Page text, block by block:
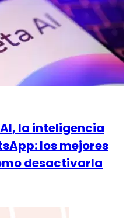
la inteligencia
los mejores
desactivarla